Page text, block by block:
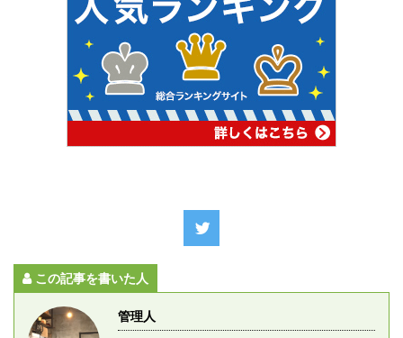
この記事を書いた人
管理人